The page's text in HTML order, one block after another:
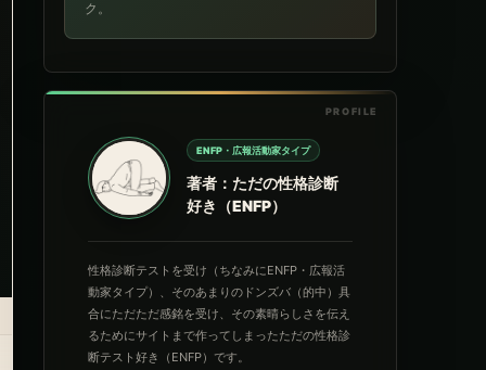
ク。
ENFP・広報活動家タイプ
著者：ただの性格診断
好き（ENFP）
性格診断テストを受け（ちなみにENFP・広報活
動家タイプ）、そのあまりのドンズバ（的中）具
合にただただ感銘を受け、その素晴らしさを伝え
るためにサイトまで作ってしまったただの性格診
断テスト好き（ENFP）です。